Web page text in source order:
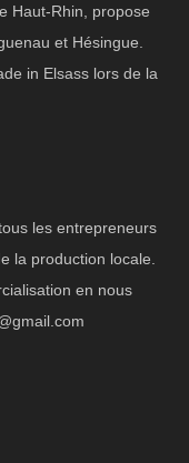
Haut-Rhin, propose
et Hésingue.
in Elsass lors de la
les entrepreneurs
la production locale.
en nous